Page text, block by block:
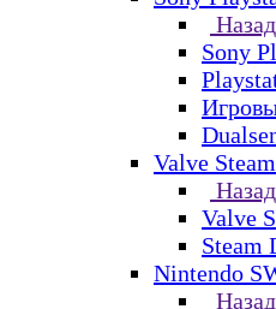
Назад
Sony
Valve
Назад
Valve
Steam
Nintendo
Назад